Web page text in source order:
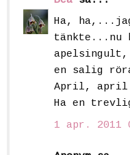
Ha,
en salig
April,
Ha en
1 apr. 2011